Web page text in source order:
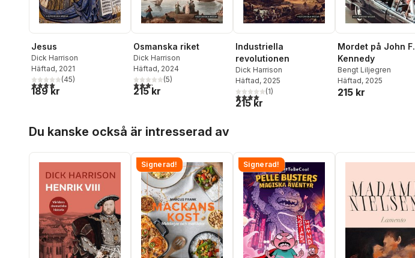
Jesus
Dick Harrison
Häftad, 2021
4,0utav 5 stjärnor. Totalt antal röster:
(45)
189 kr
Osmanska riket
Dick Harrison
Häftad, 2024
3,2utav 5 stjärnor. Totalt antal röster:
(5)
215 kr
Industriella
revolutionen
Dick Harrison
Häftad, 2025
4,0utav 5 stjärnor. Totalt antal röster:
(1)
215 kr
Mordet på John F.
Kennedy
Bengt Liljegren
Häftad, 2025
215 kr
Du kanske också är intresserad av
Signerad! Signerad!